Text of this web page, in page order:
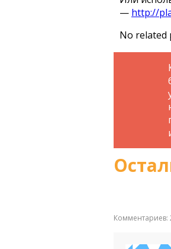
— http://
No related
Комментариев: